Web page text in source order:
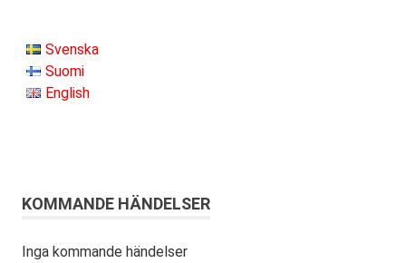
Svenska
Suomi
English
KOMMANDE HÄNDELSER
Inga kommande händelser